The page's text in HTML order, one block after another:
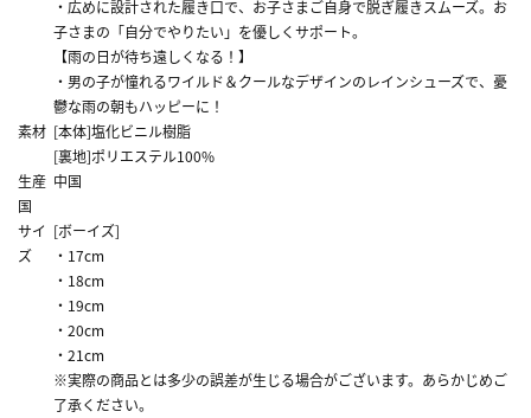
・広めに設計された履き口で、お子さまご自身で脱ぎ履きスムーズ。お
子さまの「自分でやりたい」を優しくサポート。
【雨の日が待ち遠しくなる！】
・男の子が憧れるワイルド＆クールなデザインのレインシューズで、憂
鬱な雨の朝もハッピーに！
素材 [本体]塩化ビニル樹脂
[裏地]ポリエステル100%
生産
国
中国
サイ
ズ
[ボーイズ]
・17cm
・18cm
・19cm
・20cm
・21cm
※実際の商品とは多少の誤差が生じる場合がございます。あらかじめご
了承ください。